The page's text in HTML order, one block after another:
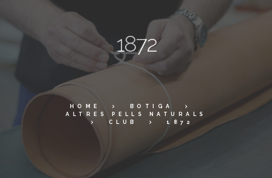
1872
HOME
BOTIGA
ALTRES PELLS NATURALS
CLUB
1872